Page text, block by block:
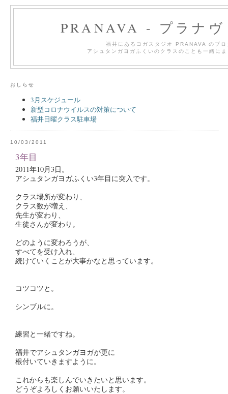
PRANAVA - プラナ
福井にあるヨガスタジオ PRANAVA のブロ
アシュタンガヨガふくいのクラスのことも一緒に
おしらせ
3月スケジュール
新型コロナウイルスの対策について
福井日曜クラス駐車場
10/03/2011
3年目
2011年10月3日。
アシュタンガヨガふくい3年目に突入です。
クラス場所が変わり、
クラス数が増え、
先生が変わり、
生徒さんが変わり。
どのように変わろうが、
すべてを受け入れ、
続けていくことが大事かなと思っています。
コツコツと。
シンブルに。
練習と一緒ですね。
福井でアシュタンガヨガが更に
根付いていきますように。
これからも楽しんでいきたいと思います。
どうぞよろしくお願いいたします。